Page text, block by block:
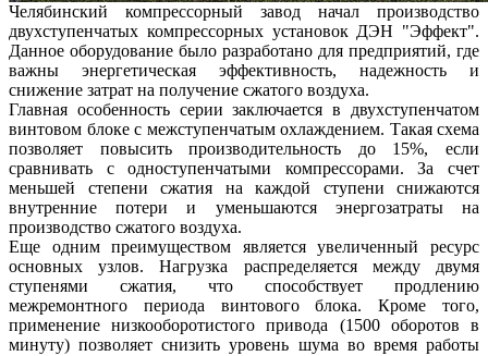
Челябинский компрессорный завод начал производство
двухступенчатых компрессорных установок ДЭН "Эффект".
Данное оборудование было разработано для предприятий, где
важны энергетическая эффективность, надежность и
снижение затрат на получение сжатого воздуха.
Главная особенность серии заключается в двухступенчатом
винтовом блоке с межступенчатым охлаждением. Такая схема
позволяет повысить производительность до 15%, если
сравнивать с одноступенчатыми компрессорами. За счет
меньшей степени сжатия на каждой ступени снижаются
внутренние потери и уменьшаются энергозатраты на
производство сжатого воздуха.
Еще одним преимуществом является увеличенный ресурс
основных узлов. Нагрузка распределяется между двумя
ступенями сжатия, что способствует продлению
межремонтного периода винтового блока. Кроме того,
применение низкооборотистого привода (1500 оборотов в
минуту) позволяет снизить уровень шума во время работы